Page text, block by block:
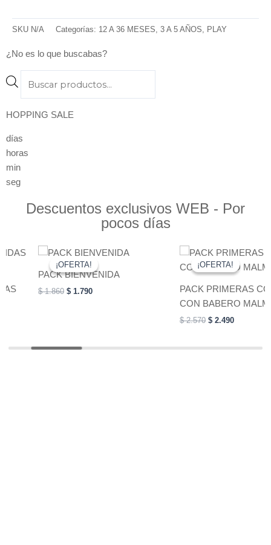
SKU N/A Categorías: 12 A 36 MESES, 3 A 5 AÑOS, PLAY
¿No es lo que buscabas?
search
HOPPING SALE
días
horas
min
seg
Descuentos exclusivos WEB - Por
pocos días
¡OFERTA!
¡OFERTA!
PACK BIENVENIDA
1.860
Original
price
was:
$1.790
Current
price
is:
¡OFERTA!
¡OFERTA!
PACK PRIMERAS
CON BABERO MALMO
2.570
Original
price
was:
$2.490
Current
price
is: